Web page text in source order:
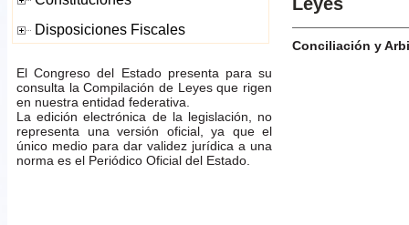
El Congreso del Estado presenta para su
consulta la Compilación de Leyes que rigen
en nuestra entidad federativa.
La edición electrónica de la legislación, no
representa una versión oficial, ya que el
único medio para dar validez jurídica a una
norma es el Periódico Oficial del Estado.
Conciliación y